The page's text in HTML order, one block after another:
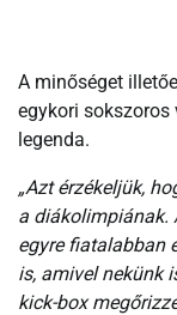
A minőséget
egykori sokszoros
legenda.
„Azt érzékeljük,
a diákolimpiának.
egyre fiatalabban
is, amivel nekünk
kick-box